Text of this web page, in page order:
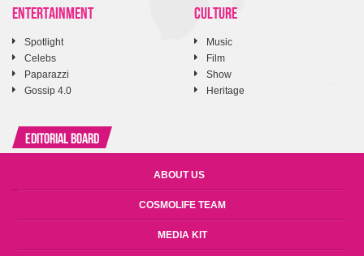
ENTERTAINMENT
Spotlight
Celebs
Paparazzi
Gossip 4.0
CULTURE
Music
Film
Show
Heritage
Editorial Board
ABOUT US
COSMOLIFE TEAM
MEDIA KIT